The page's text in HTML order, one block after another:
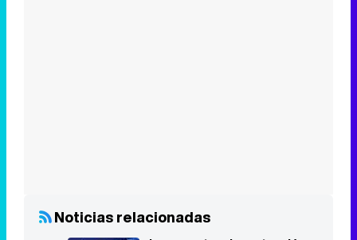
de las votaciones del jurado
en el Benidorm Fest 2024